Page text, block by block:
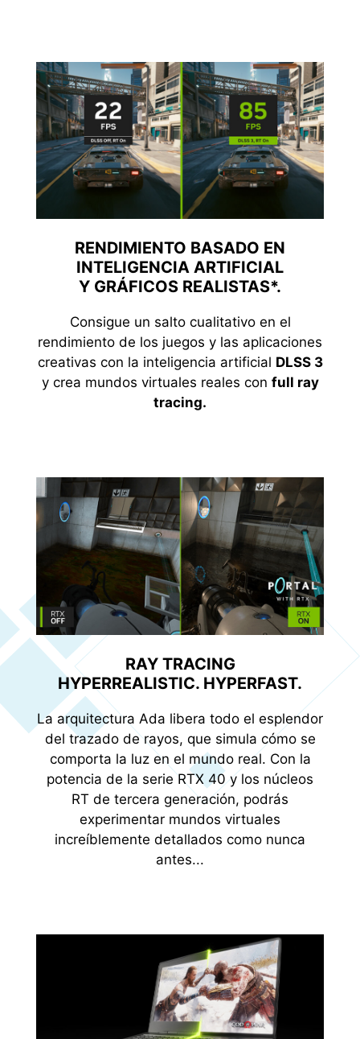
RENDIMIENTO BASADO EN
INTELIGENCIA ARTIFICIAL
Y GRÁFICOS REALISTAS*.
Consigue un salto cualitativo en el
rendimiento de los juegos y las aplicaciones
creativas con la inteligencia artificial DLSS 3
y crea mundos virtuales reales con full ray
tracing.
RAY TRACING
HYPERREALISTIC. HYPERFAST.
La arquitectura Ada libera todo el esplendor
del trazado de rayos, que simula cómo se
comporta la luz en el mundo real. Con la
potencia de la serie RTX 40 y los núcleos
RT de tercera generación, podrás
experimentar mundos virtuales
increíblemente detallados como nunca
antes...